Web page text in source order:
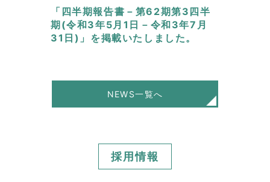
「四半期報告書－第62期第3四半
期(令和3年5月1日－令和3年7月
31日)」を掲載いたしました。
NEWS一覧へ
採用情報